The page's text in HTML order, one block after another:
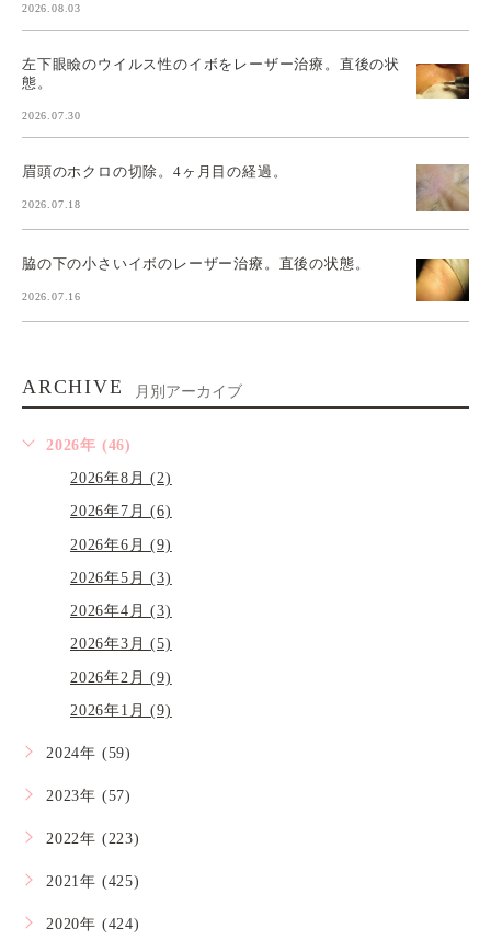
2026.08.03
左下眼瞼のウイルス性のイボをレーザー治療。直後の状
態。
2026.07.30
眉頭のホクロの切除。4ヶ月目の経過。
2026.07.18
脇の下の小さいイボのレーザー治療。直後の状態。
2026.07.16
ARCHIVE 月別アーカイブ
2026年 (46)
2026年8月 (2)
2026年7月 (6)
2026年6月 (9)
2026年5月 (3)
2026年4月 (3)
2026年3月 (5)
2026年2月 (9)
2026年1月 (9)
2024年 (59)
2023年 (57)
2022年 (223)
2021年 (425)
2020年 (424)